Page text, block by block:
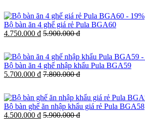
- 19%
Bộ bàn ăn 4 ghế giá rẻ Pula BGA60
4.750.000 đ 5.900.000 đ
-
Bộ bàn ăn 4 ghế nhập khẩu Pula BGA59
5.700.000 đ 7.800.000 đ
Bộ bàn ghế ăn nhập khẩu giá rẻ Pula BGA58
4.500.000 đ 5.900.000 đ